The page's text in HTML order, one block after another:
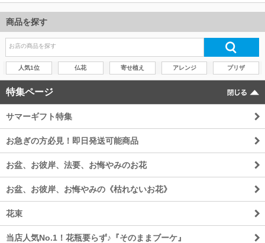
商品を探す
人気1位 仏花 寄せ植え アレンジ プリザ
特集ページ
サマーギフト特集
お急ぎの方必見！即日発送可能商品
お盆、お彼岸、法要、お悔やみのお花
お盆、お彼岸、お悔やみの《枯れないお花》
花束
当店人気No.1！花瓶要らず♪『そのままブーケ』